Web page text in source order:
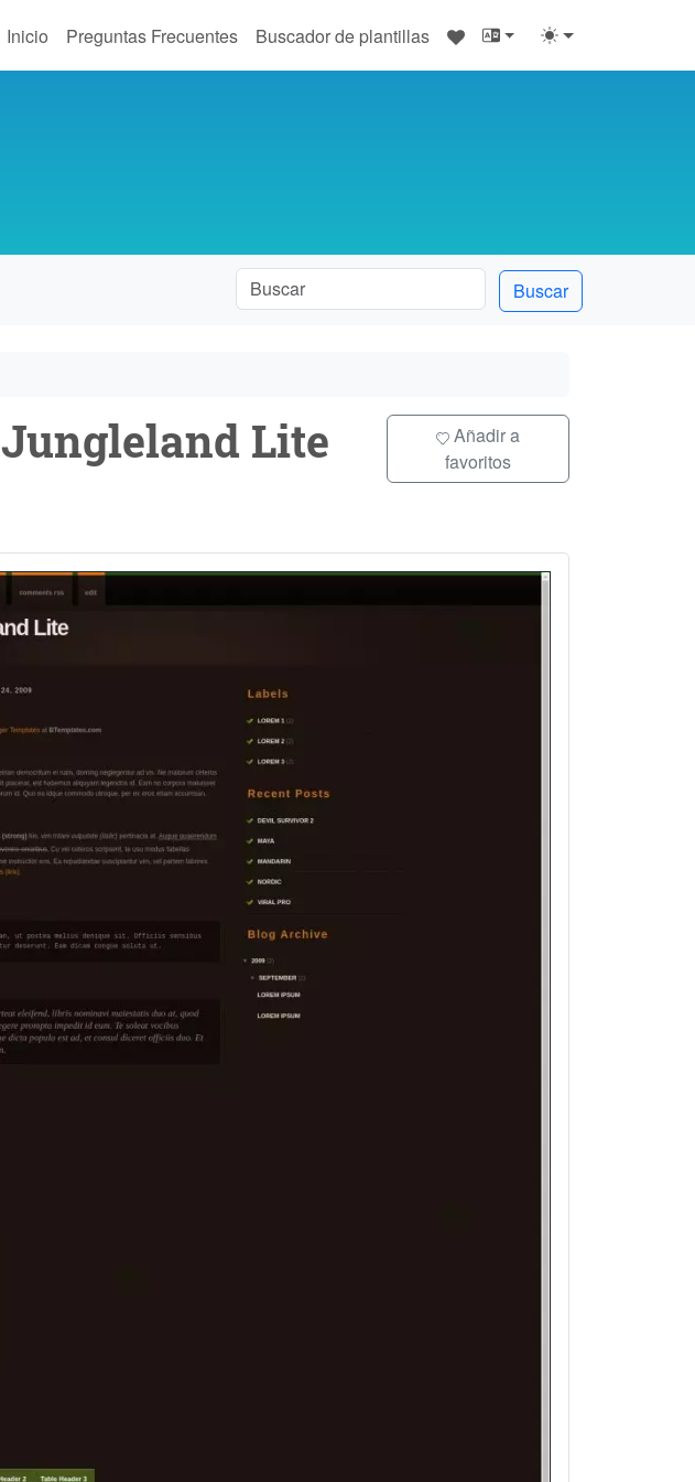
Inicio Preguntas Frecuentes Buscador de plantillas ♥
Buscar
Jungleland Lite
Añadir a
favoritos